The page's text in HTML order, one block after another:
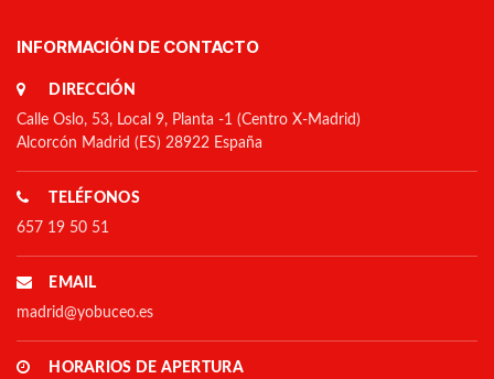
INFORMACIÓN DE CONTACTO
DIRECCIÓN
Calle Oslo, 53, Local 9, Planta -1 (Centro X-Madrid)
Alcorcón Madrid (ES) 28922 España
TELÉFONOS
657 19 50 51
EMAIL
madrid@yobuceo.es
HORARIOS DE APERTURA